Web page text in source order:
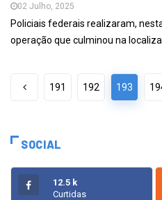
02 Julho, 2025
Policiais federais realizaram,
operação que culminou na
191 192 193
SOCIAL
12.5 k
Curtidas